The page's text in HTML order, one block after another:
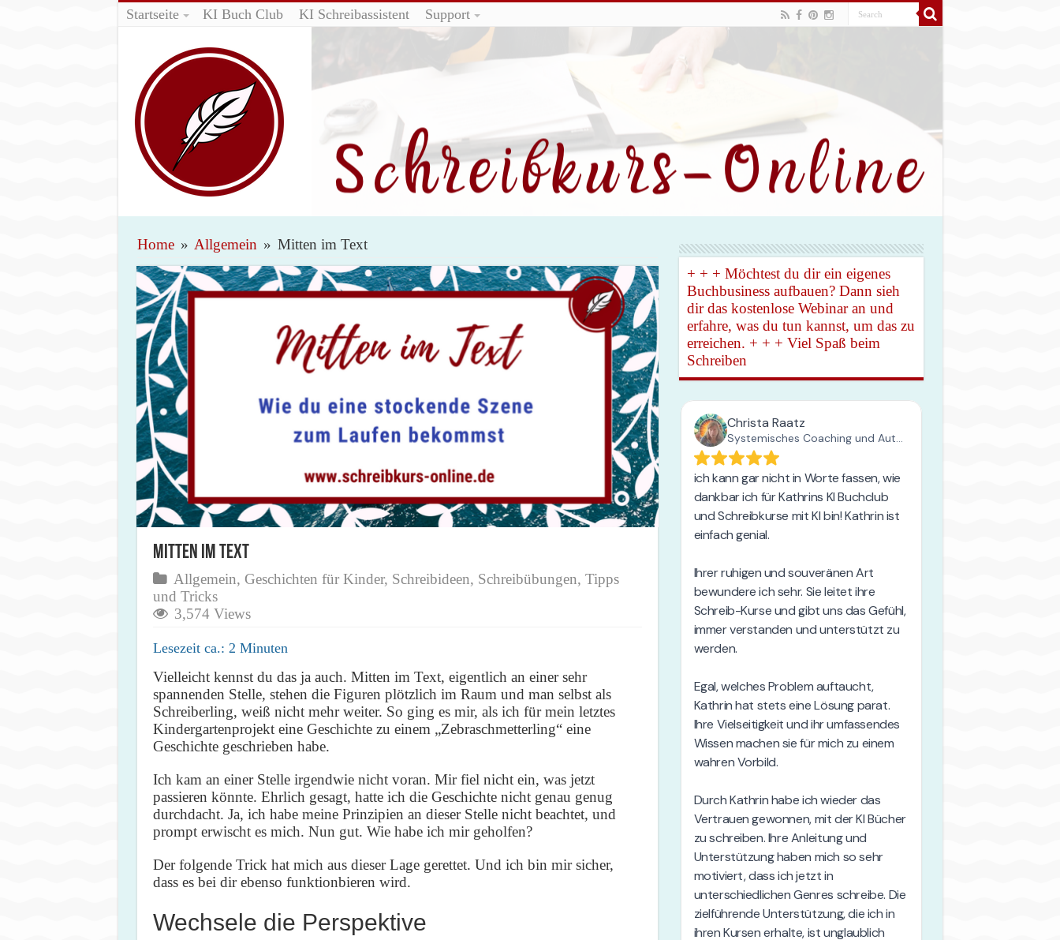
Startseite KI Buch Club KI Schreibassistent Support
Home » Allgemein » Mitten im Text
Mitten im Text
Allgemein, Geschichten für Kinder, Schreibideen, Schreibübungen, Tipps
und Tricks
3,574 Views
Lesezeit ca.: 2 Minuten
Vielleicht kennst du das ja auch. Mitten im Text, eigentlich an einer sehr
spannenden Stelle, stehen die Figuren plötzlich im Raum und man selbst als
Schreiberling, weiß nicht mehr weiter. So ging es mir, als ich für mein letztes
Kindergartenprojekt eine Geschichte zu einem „Zebraschmetterling“ eine
Geschichte geschrieben habe.
Ich kam an einer Stelle irgendwie nicht voran. Mir fiel nicht ein, was jetzt
passieren könnte. Ehrlich gesagt, hatte ich die Geschichte nicht genau genug
durchdacht. Ja, ich habe meine Prinzipien an dieser Stelle nicht beachtet, und
prompt erwischt es mich. Nun gut. Wie habe ich mir geholfen?
Der folgende Trick hat mich aus dieser Lage gerettet. Und ich bin mir sicher,
dass es bei dir ebenso funktionbieren wird.
Wechsele die Perspektive
+ + + Möchtest du dir ein eigenes
Buchbusiness aufbauen? Dann sieh
dir das kostenlose Webinar an und
erfahre, was du tun kannst, um das zu
erreichen. + + + Viel Spaß beim
Schreiben